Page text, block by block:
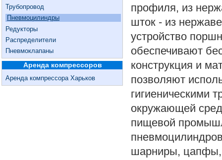
Трубопровод
Пневмоцилиндры
Редукторы
Распределители
Пневмоклапаны
Аренда компрессоров
Аренда компрессора Харьков
профиля, из
шток - из
устройство
обеспечивают
конструкция и
позволяют
гигиеническими
окружающей
пищевой
шарниры, цапфы,